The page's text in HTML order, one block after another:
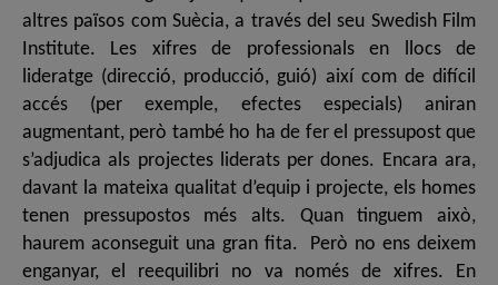
altres països com Suècia, a través del seu Swedish Film
Institute. Les xifres de professionals en llocs de
lideratge (direcció, producció, guió) així com de difícil
accés (per exemple, efectes especials) aniran
augmentant, però també ho ha de fer el pressupost que
s’adjudica als projectes liderats per dones. Encara ara,
davant la mateixa qualitat d’equip i projecte, els homes
tenen pressupostos més alts. Quan tinguem això,
haurem aconseguit una gran fita. Però no ens deixem
enganyar, el reequilibri no va només de xifres. En